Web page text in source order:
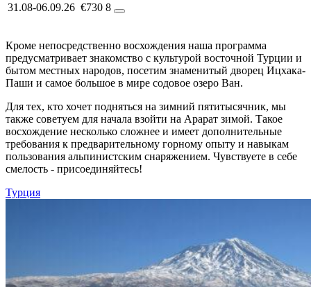
31.08-06.09.26 €730 8
Кроме непосредственно восхождения наша программа
предусматривает знакомство с культурой восточной Турции и
бытом местных народов, посетим знаменитый дворец Ицхака-
Паши и самое большое в мире содовое озеро Ван.
Для тех, кто хочет подняться на зимний пятитысячник, мы
также советуем для начала взойти на Арарат зимой. Такое
восхождение несколько сложнее и имеет дополнительные
требования к предварительному горному опыту и навыкам
пользования альпинистским снаряжением. Чувствуете в себе
смелость - присоединяйтесь!
Турция